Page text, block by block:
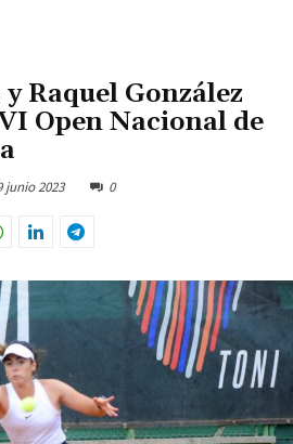
Raquel González
Open Nacional de
junio 2023 0